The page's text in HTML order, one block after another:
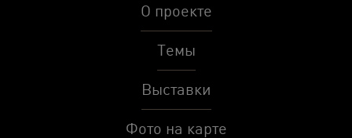
О проекте
Темы
Выставки
Фото на карте